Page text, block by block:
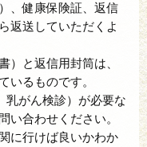
、健康保険証、返信
返送していただくよ
）と返信用封筒は、
いるものです。
乳がん検診）が必要な
い合わせください。
に行けば良いかわか